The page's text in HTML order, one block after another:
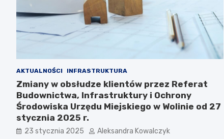
AKTUALNOŚCI INFRASTRUKTURA
Zmiany w obsłudze klientów przez Referat
Budownictwa, Infrastruktury i Ochrony
Środowiska Urzędu Miejskiego w Wolinie od 27
stycznia 2025 r.
23 stycznia 2025 Aleksandra Kowalczyk